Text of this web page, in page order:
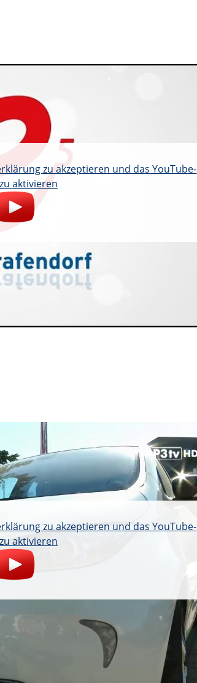
zu akzeptieren und das YouTube-
aktivieren
zu akzeptieren und das YouTube-
aktivieren